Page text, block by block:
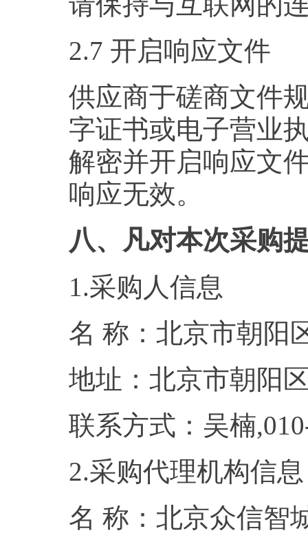
2.7 开启响应文件
供应商于磋商文件
字证书或电子营业
解密并开启响应文
响应无效。
八、凡对本次采购
1.采购人信息
名 称：北京市
地址：北京
联系方式：吴
2.采购代理机构信息
名 称：北京众信智